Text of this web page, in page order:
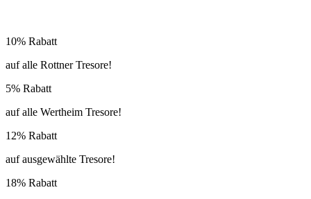
10% Rabatt
auf alle Rottner Tresore!
5% Rabatt
auf alle Wertheim Tresore!
12% Rabatt
auf ausgewählte Tresore!
18% Rabatt